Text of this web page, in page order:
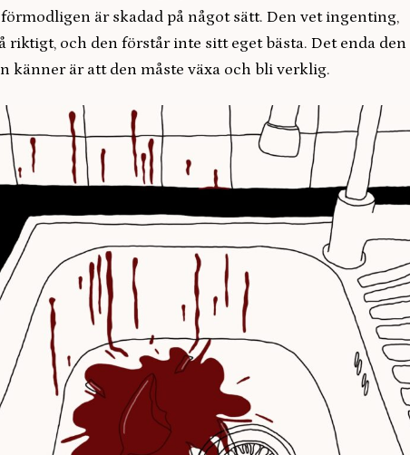
är skadad på något sätt. Den vet ingenting,
riktigt, och den förstår inte sitt eget bästa. Det enda den
känner är att den måste växa och bli verklig.